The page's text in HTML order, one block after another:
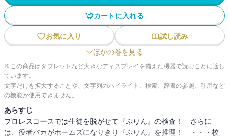
カートに入れる
お気に入り
試し読み
ほかの巻を見る
※この商品はタブレットなど大きなディスプレイを備えた機器で読むことに適し
ています。
文字だけを拡大することや、文字列のハイライト、検索、辞書の参照、引用など
の機能が使用できません。
あらすじ
プロレスコースでは生徒を脱がせて『ぷりん』の検査！ さらに
は、役者バカがホームズになりきり『ぷりん』を推理！ ・・・校